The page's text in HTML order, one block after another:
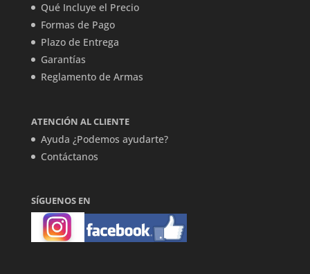
Qué Incluye el Precio
Formas de Pago
Plazo de Entrega
Garantías
Reglamento de Armas
ATENCIÓN AL CLIENTE
Ayuda ¿Podemos ayudarte?
Contáctanos
SÍGUENOS EN